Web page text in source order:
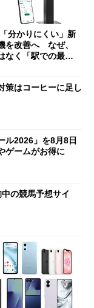
分かりにくい」新
を改善へ なぜ、
なく「駅での最短
策はコーヒーに足し
ル2026」を8月8日
ゲームがお得に
中の競馬予想サイ